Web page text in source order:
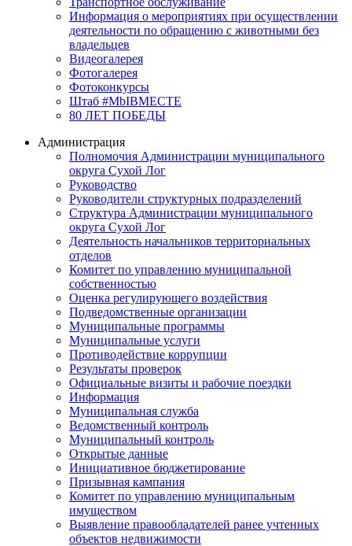
Информация о мероприятиях при осуществлении
деятельности по обращению с животными без
владельцев
Видеогалерея
Фотогалерея
Фотоконкурсы
Штаб #MbIBMECTE
80 ЛЕТ ПОБЕДЫ
Администрация
Полномочия Администрации муниципального
округа Сухой Лог
Руководство
Руководители структурных подразделений
Структура Администрации муниципального
округа Сухой Лог
Деятельность начальников территориальных
отделов
Комитет по управлению муниципальной
собственностью
Оценка регулирующего воздействия
Подведомственные организации
Муниципальные программы
Муниципальные услуги
Противодействие коррупции
Результаты проверок
Официальные визиты и рабочие поездки
Информация
Муниципальная служба
Ведомственный контроль
Муниципальный контроль
Открытые данные
Инициативное бюджетирование
Призывная кампания
Комитет по управлению муниципальным
имуществом
Выявление правообладателей ранее учтенных
объектов недвижимости